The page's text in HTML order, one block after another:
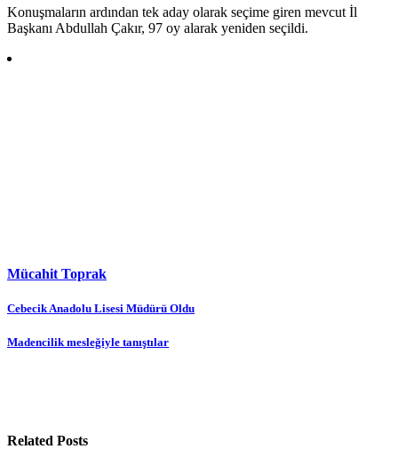
Konuşmaların ardından tek aday olarak seçime giren mevcut İl
Başkanı Abdullah Çakır, 97 oy alarak yeniden seçildi.
Mücahit Toprak
Yazı
gezinmesi
Cebecik Anadolu Lisesi Müdürü Oldu
Madencilik mesleğiyle tanıştılar
Related Posts